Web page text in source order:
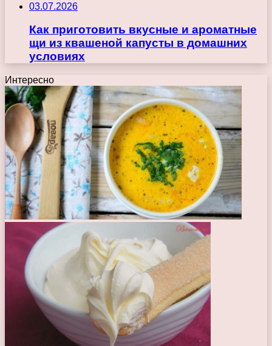
03.07.2026
Как приготовить вкусные и ароматные
щи из квашеной капусты в домашних
условиях
Интересно